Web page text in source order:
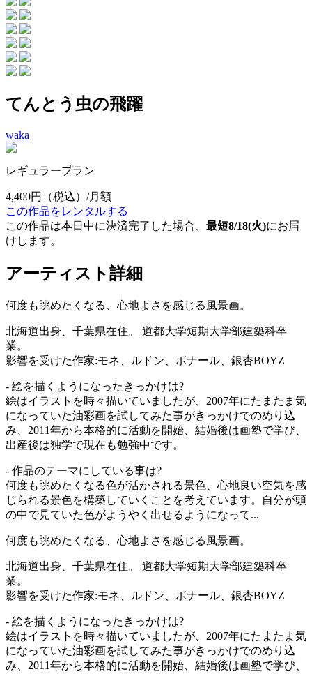
てんとう虫の飛躍
waka
レギュラープラン
4,400円
（税込）/月額
この作品をレンタルする
この作品は本日中に決済完了した場合、 最短8/18(火)にお届
けします。
アーティスト詳細
何度も眺めたくなる、心地よさを感じる風景画。
北海道出身、千葉県在住。 道都大学短期大学部建築科卒
業。
影響を受けた作家:モネ、ルドン、ボナール、銀杏BOYZ
- 絵を描くようになったきっかけは?
絵はイラストを時々描いていましたが、2007年にたまたま気
になっていた油彩画を試してみた事がきっかけでのめり込
み、2011年から本格的に活動を開始、結婚後は画塾で学び、
出産後は独学で現在も勉強中です。
- 作品のテーマにしている事は?
何度も眺めたくなる色が活かされる景色、心地良い空気を感
じられる景色を構築していくことを考えています。自分が頭
の中で見ていた色がようやく出せるようになって...
何度も眺めたくなる、心地よさを感じる風景画。
北海道出身、千葉県在住。 道都大学短期大学部建築科卒
業。
影響を受けた作家:モネ、ルドン、ボナール、銀杏BOYZ
- 絵を描くようになったきっかけは?
絵はイラストを時々描いていましたが、2007年にたまたま気
になっていた油彩画を試してみた事がきっかけでのめり込
み、2011年から本格的に活動を開始、結婚後は画塾で学び、